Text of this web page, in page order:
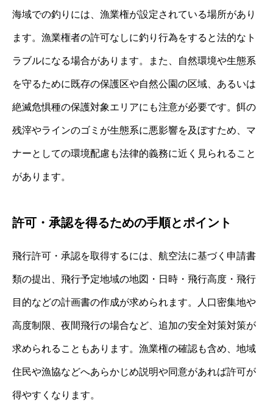
海域での釣りには、漁業権が設定されている場所があり
ます。漁業権者の許可なしに釣り行為をすると法的なト
ラブルになる場合があります。また、自然環境や生態系
を守るために既存の保護区や自然公園の区域、あるいは
絶滅危惧種の保護対象エリアにも注意が必要です。餌の
残滓やラインのゴミが生態系に悪影響を及ぼすため、マ
ナーとしての環境配慮も法律的義務に近く見られること
があります。
許可・承認を得るための手順とポイント
飛行許可・承認を取得するには、航空法に基づく申請書
類の提出、飛行予定地域の地図・日時・飛行高度・飛行
目的などの計画書の作成が求められます。人口密集地や
高度制限、夜間飛行の場合など、追加の安全対策対策が
求められることもあります。漁業権の確認も含め、地域
住民や漁協などへあらかじめ説明や同意があれば許可が
得やすくなります。